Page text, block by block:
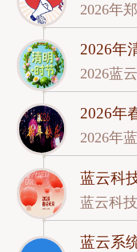
2026年
2026年
2026蓝
2026年
2026年
蓝云科
蓝云科
蓝云系